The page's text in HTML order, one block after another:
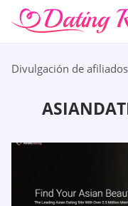
Divulgación de afiliados